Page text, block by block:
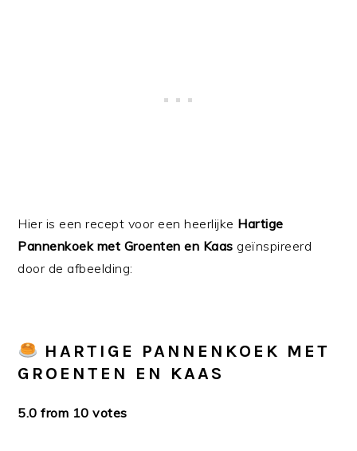
Hier is een recept voor een heerlijke Hartige
Pannenkoek met Groenten en Kaas geïnspireerd
door de afbeelding:
HARTIGE PANNENKOEK MET
GROENTEN EN KAAS
5.0 from 10 votes